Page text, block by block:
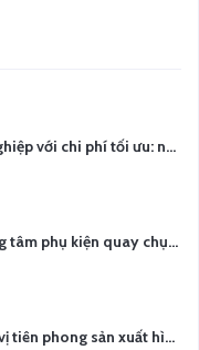
Làm MV chuyên nghiệp với chi phí tối ưu: nên chọn quay thực tế hay video AI?
YCN MEDIA – Trung tâm phụ kiện quay chụp tại Hà Nội
YCN MEDIA – Đơn vị tiên phong sản xuất hình ảnh & âm thanh bằng AI tại Hà Nội